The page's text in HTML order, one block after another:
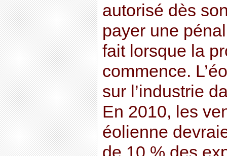
autorisé dès
payer une
fait lorsque la
commence.
sur l’industrie
En 2010, les
éolienne
de 10 % des